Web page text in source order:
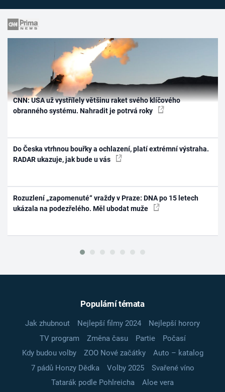
CNN: USA už vystřílely většinu raket svého klíčového
obranného systému. Nahradit je potrvá roky
Do Česka vtrhnou bouřky a ochlazení, platí extrémní výstraha.
RADAR ukazuje, jak bude u vás
Rozuzlení „zapomenuté“ vraždy v Praze: DNA po 15 letech
ukázala na podezřelého. Měl ubodat muže
Populární témata
Jak zhubnout Nejlepší filmy 2024
Nejlepší horory
TV program
Změna času Partie
Počasí
Kdy budou volby
ZOO Nové začátky
Auto – katalog
7 pádů Honzy Dědka
Volby 2025
Svařené víno
Tatarák podle Pohlreicha
Aloe vera